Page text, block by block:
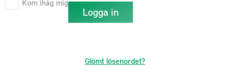
Kom ihåg mig
Glömt lösenordet?